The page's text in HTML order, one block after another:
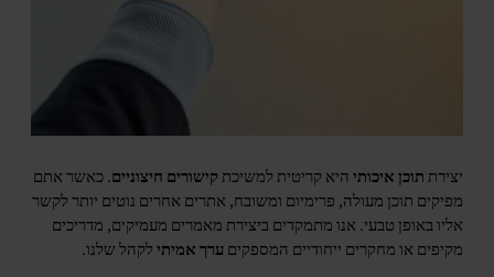
יצירתתוכן איכותיהיא קריטית למשיכתקישורים חיצוניים. כאשר אתם
מפיקים תוכן מעולה, פרימיום ומשובח, אתרים אחרים נוטים יותר לקשר
אליו באופן טבעי. אנו מתמקדים ביצירת מאמרים מעמיקים, מדריכים
מקיפים או מחקרים ייחודיים המספקיםערך אמיתילקהל שלנו.